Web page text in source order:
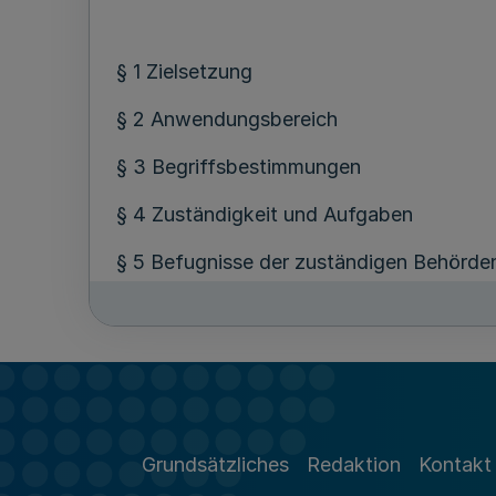
§ 1 Zielsetzung
§ 2 Anwendungsbereich
§ 3 Begriffsbestimmungen
§ 4 Zuständigkeit und Aufgaben
§ 5 Befugnisse der zuständigen
§ 7 Festlegung der Gefahrenstufen
Grundsätzliches Redaktion Kontakt